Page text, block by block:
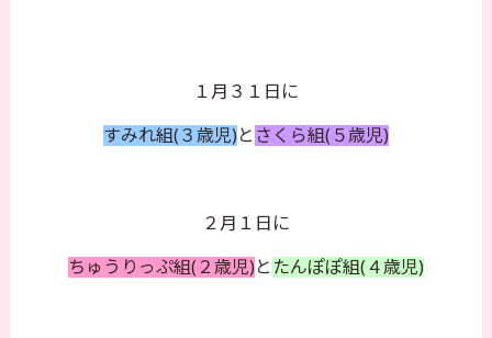
１月３１日に
すみれ組(３歳児)と さくら組(５歳児)
２月１日に
ちゅうりっぷ組(２歳児)と たんぽぽ組(４歳児)